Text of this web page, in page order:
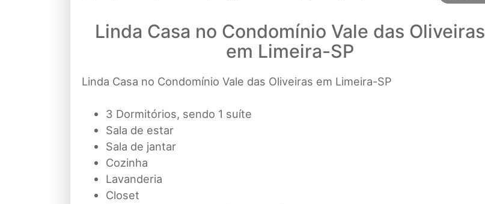
Linda Casa no Condomínio Vale das Oliveiras
em Limeira-SP
Linda Casa no Condomínio Vale das Oliveiras em Limeira-SP
3 Dormitórios, sendo 1 suíte
Sala de estar
Sala de jantar
Cozinha
Lavanderia
Closet